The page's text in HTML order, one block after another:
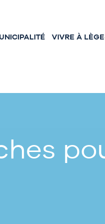
VIVRE À